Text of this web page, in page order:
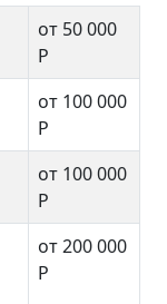
от 50 000
Р
от 100 000
Р
от 100 000
Р
от 200 000
Р